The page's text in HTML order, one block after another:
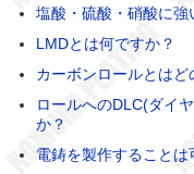
塩酸・硫酸・硝酸に強
LMDとは何ですか？
カーボンロールとはど
ロールへのDLC(ダイ
か？
電鋳を製作することは